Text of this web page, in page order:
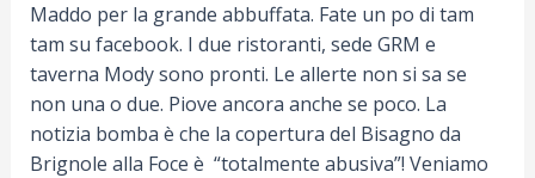
Maddo per la grande abbuffata. Fate un po di tam
tam su facebook. I due ristoranti, sede GRM e
taverna Mody sono pronti. Le allerte non si sa se
non una o due. Piove ancora anche se poco. La
notizia bomba è che la copertura del Bisagno da
Brignole alla Foce è “totalmente abusiva”! Veniamo